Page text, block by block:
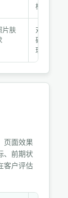
样片
片肤
对照交付
确认，提
理说明
页面效果
、前期状
客户评估